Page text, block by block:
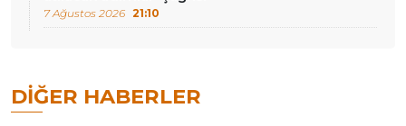
7 Ağustos 2026 21:10
DIĞER HABERLER